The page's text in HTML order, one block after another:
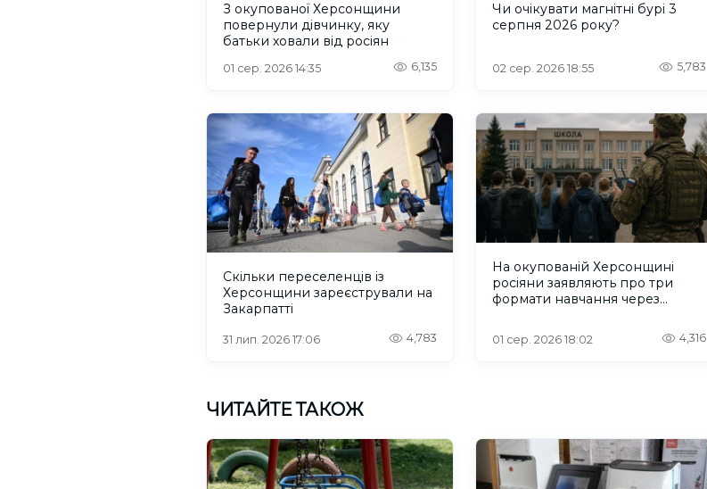
З окупованої Херсонщини
повернули дівчинку, яку
батьки ховали від росіян
01 сер. 2026 14:35 6,135
Чи очікувати магнітні бурі 3
серпня 2026 року?
02 сер. 2026 18:55 5,783
Скільки переселенців із
Херсонщини зареєстрували на
Закарпатті
31 лип. 2026 17:06 4,783
На окупованій Херсонщині
росіяни заявляють про три
формати навчання через
01 сер. 2026 18:02 4,316
ЧИТАЙТЕ ТАКОЖ